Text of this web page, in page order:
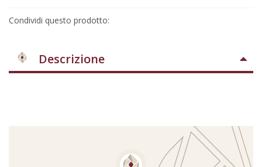
Condividi questo prodotto:
Descrizione